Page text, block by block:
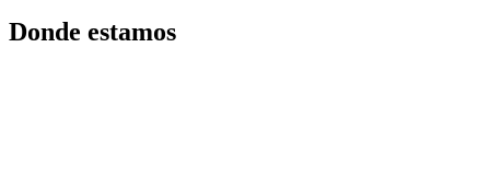
Donde estamos